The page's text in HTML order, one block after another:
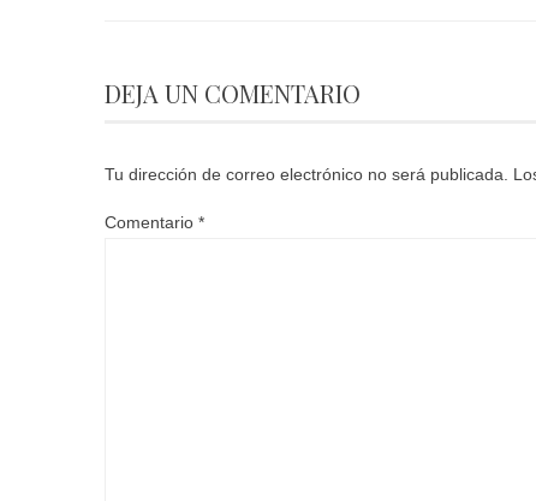
DEJA UN COMENTARIO
Tu dirección de correo electrónico no será publicada.
Comentario *